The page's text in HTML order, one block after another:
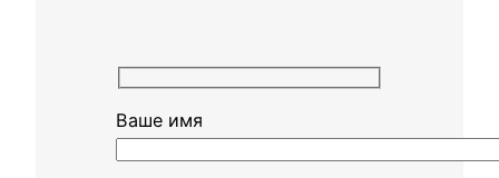
Ваше имя